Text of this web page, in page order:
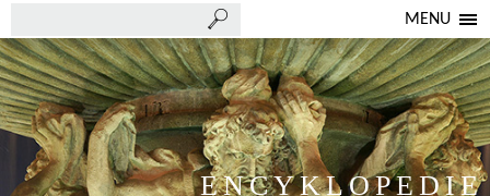
MENU
ENCYKLOPEDIE